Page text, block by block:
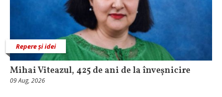
Repere și idei
Mihai Viteazul, 425 de ani de la înveșnicire
09 Aug, 2026